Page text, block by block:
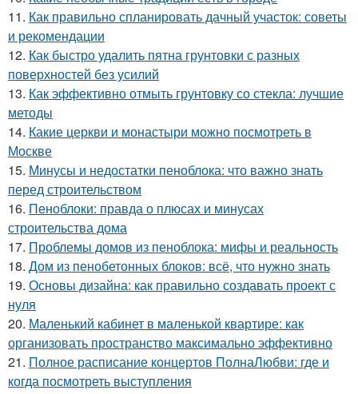
11. Как правильно спланировать дачный участок: советы
и рекомендации
12. Как быстро удалить пятна грунтовки с разных
поверхностей без усилий
13. Как эффективно отмыть грунтовку со стекла: лучшие
методы
14. Какие церкви и монастыри можно посмотреть в
Москве
15. Минусы и недостатки пеноблока: что важно знать
перед строительством
16. Пеноблоки: правда о плюсах и минусах
строительства дома
17. Проблемы домов из пеноблока: мифы и реальность
18. Дом из пенобетонных блоков: всё, что нужно знать
19. Основы дизайна: как правильно создавать проект с
нуля
20. Маленький кабинет в маленькой квартире: как
организовать пространство максимально эффективно
21. Полное расписание концертов ПолнаЛюбви: где и
когда посмотреть выступления